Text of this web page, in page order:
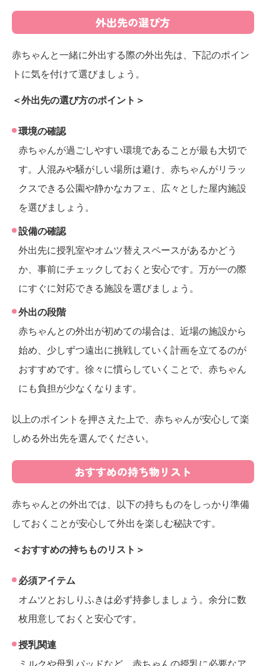
外出先の選び方
赤ちゃんと一緒に外出する際の外出先は、下記のポイン
トに気を付けて選びましょう。
＜外出先の選び方のポイント＞
環境の確認
赤ちゃんが過ごしやすい環境であることが最も大切で
す。人混みや騒がしい場所は避け、赤ちゃんがリラッ
クスできる公園や静かなカフェ、広々とした屋内施設
を選びましょう。
設備の確認
外出先に授乳室やオムツ替えスペースがあるかどう
か、事前にチェックしておくと安心です。万が一の際
にすぐに対応できる施設を選びましょう。
外出の段階
赤ちゃんとの外出が初めての場合は、近場の施設から
始め、少しずつ遠出に挑戦していく計画を立てるのが
おすすめです。徐々に慣らしていくことで、赤ちゃん
にも負担が少なくなります。
以上のポイントを押さえた上で、赤ちゃんが安心して楽
しめる外出先を選んでください。
おすすめの持ち物リスト
赤ちゃんとの外出では、以下の持ちものをしっかり準備
しておくことが安心して外出を楽しむ秘訣です。
＜おすすめの持ちものリスト＞
必須アイテム
オムツとおしりふきは必ず持参しましょう。余分に数
枚用意しておくと安心です。
授乳関連
ミルクや母乳パッドなど、赤ちゃんの授乳に必要なア